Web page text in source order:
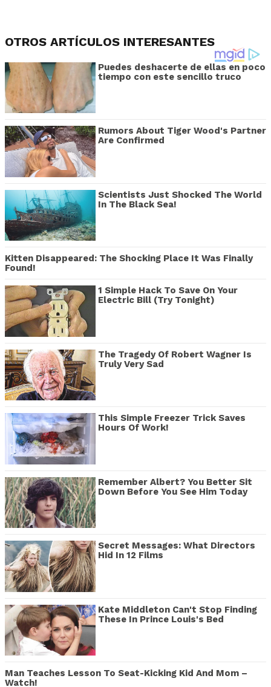
OTROS ARTÍCULOS INTERESANTES
Puedes deshacerte de ellas en poco
tiempo con este sencillo truco
Rumors About Tiger Wood's Partner
Are Confirmed
Scientists Just Shocked The World
In The Black Sea!
Kitten Disappeared: The Shocking Place It Was Finally
Found!
1 Simple Hack To Save On Your
Electric Bill (Try Tonight)
The Tragedy Of Robert Wagner Is
Truly Very Sad
This Simple Freezer Trick Saves
Hours Of Work!
Remember Albert? You Better Sit
Down Before You See Him Today
Secret Messages: What Directors
Hid In 12 Films
Kate Middleton Can't Stop Finding
These In Prince Louis's Bed
Man Teaches Lesson To Seat-Kicking Kid And Mom –
Watch!